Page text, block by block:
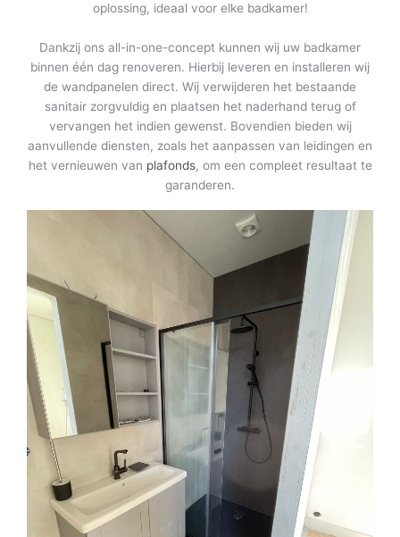
oplossing, ideaal voor elke badkamer!
Dankzij ons all-in-one-concept kunnen wij uw badkamer
binnen één dag renoveren. Hierbij leveren en installeren wij
de wandpanelen direct. Wij verwijderen het bestaande
sanitair zorgvuldig en plaatsen het naderhand terug of
vervangen het indien gewenst. Bovendien bieden wij
aanvullende diensten, zoals het aanpassen van leidingen en
het vernieuwen van plafonds, om een compleet resultaat te
garanderen.